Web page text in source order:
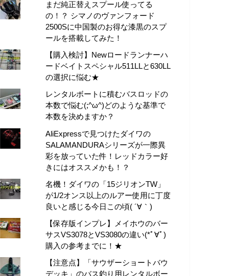
まだ純正替えスプール使ってる
の！？ シマノのヴァンフォード
2500Sに中国製のお得な漆黒のスプ
ールを搭載してみた！
【購入検討】Newロードランナーハ
ードベイトスペシャル511LLと630LL
の選択に悩む★
レンタルボートに積むバスロッドの
本数で悩む(;^ω^)どのような基準で
本数を決めますか？
AliExpressで見つけたダイワの
SALAMANDURAシリーズが一際異
彩を放っていた件！レッドカラー好
きにはオススメかも！？
名機！ダイワの「15ジリオンTW」
が1/2オンス以上のルアー使用に丁度
良いと感じる今日この頃( ´∀｀)
【保存版インプレ】メイホウのバー
サスVS3078とVS3080の違い(*ﾟ∀ﾟ)
購入の参考までに！★
【注意点】「サウザーショートバウ
デッキ」のバス釣り用レンタルボー